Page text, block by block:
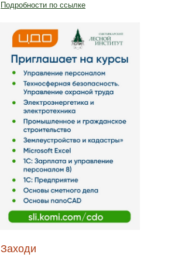
Подробности по ссылке
Заходи